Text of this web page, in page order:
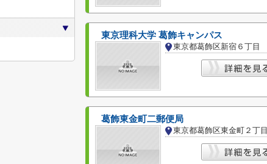
東京理科大学 葛飾キャンパス
東京都葛飾区新宿６丁目
葛飾東金町二郵便局
東京都葛飾区東金町２丁目